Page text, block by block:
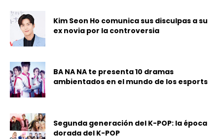
Kim Seon Ho comunica sus disculpas a su
ex novia por la controversia
BA NA NA te presenta 10 dramas
ambientados en el mundo de los esports
Segunda generación del K-POP: la época
dorada del K-POP